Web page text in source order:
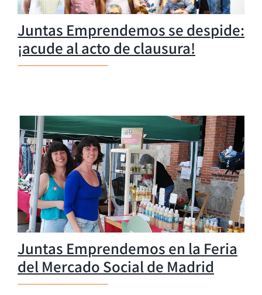
Juntas Emprendemos se despide:
¡acude al acto de clausura!
Juntas Emprendemos en la Feria
del Mercado Social de Madrid